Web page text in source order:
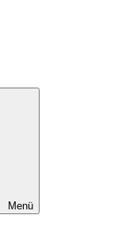
Menü